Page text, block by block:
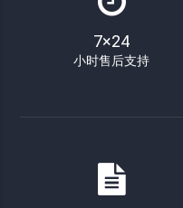
7×24
小时售后支持